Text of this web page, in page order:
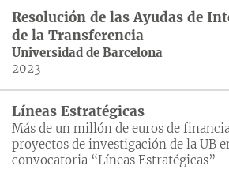
Resolución de las Ayudas de
de la Transferencia
Universidad de Barcelona
2023
Líneas Estratégicas
Más de un millón de euros de
proyectos de investigación de la UB
convocatoria “Líneas Estratégicas”